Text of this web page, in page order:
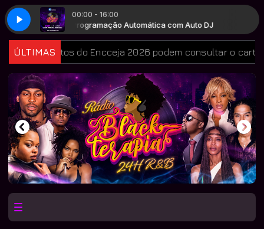
00:00 - 16:00
Programação Automática com Auto DJ
ÚLTIMAS
do Encceja 2026 podem consultar o cartão de